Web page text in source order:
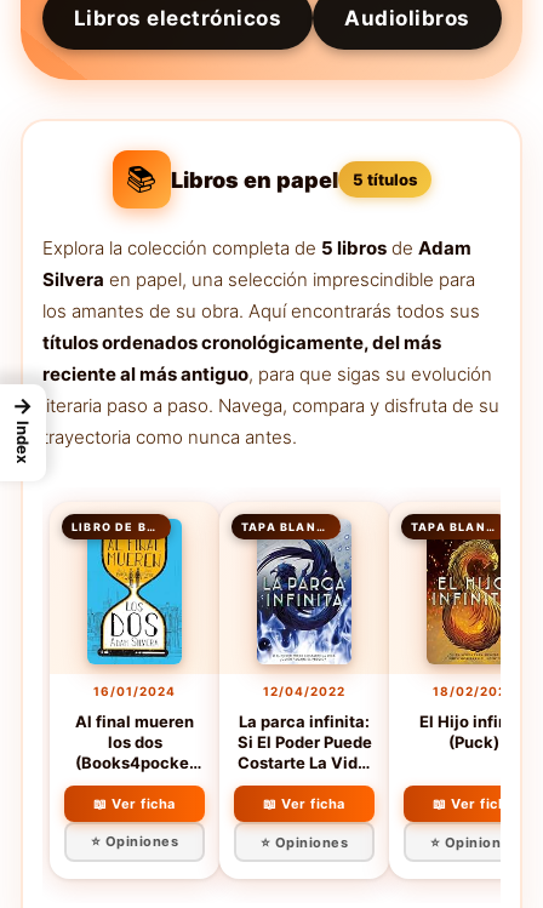
Libros electrónicos Audiolibros
📚 Libros en papel 5 títulos
Explora la colección completa de 5 libros de Adam
Silvera en papel, una selección imprescindible para
los amantes de su obra. Aquí encontrarás todos sus
títulos ordenados cronológicamente, del más
reciente al más antiguo, para que sigas su evolución
literaria paso a paso. Navega, compara y disfruta de su
trayectoria como nunca antes.
LIBRO DE BOLSILLO
16/01/2024
Al final mueren
los dos
(Books4pocket
narrativa)
📖 Ver ficha
⭐ Opiniones
TAPA BLANDA
12/04/2022
La parca infinita:
Si El Poder Puede
Costarte La Vida,
Quien Pagara El
Precio? (Puck)
📖 Ver ficha
⭐ Opiniones
TAPA BLANDA
18/02/2020
El Hijo infinito
(Puck)
📖 Ver ficha
⭐ Opiniones
→
Index